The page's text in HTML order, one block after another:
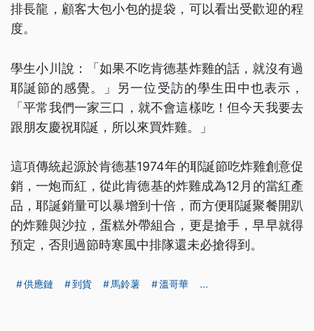
排長龍，顧客大包小包的提袋，可以看出受歡迎的程
度。
學生小川說：「如果不吃肯德基炸雞的話，就沒有過
耶誕節的感覺。」另一位受訪的學生田中也表示，
「平常我們一家三口，就不會這樣吃！但今天我要去
跟朋友慶祝耶誕，所以來買炸雞。」
這項傳統起源於肯德基1974年的耶誕節吃炸雞創意促
銷，一炮而紅，從此肯德基的炸雞成為12月的當紅產
品，耶誕銷量可以暴增到十倍，而方便耶誕聚餐開趴
的炸雞與沙拉，蛋糕外帶組合，更是搶手，早早就得
預定，否則過節時寒風中排隊還未必搶得到。
供應鏈 到貨 馬鈴薯 溫哥華 ...